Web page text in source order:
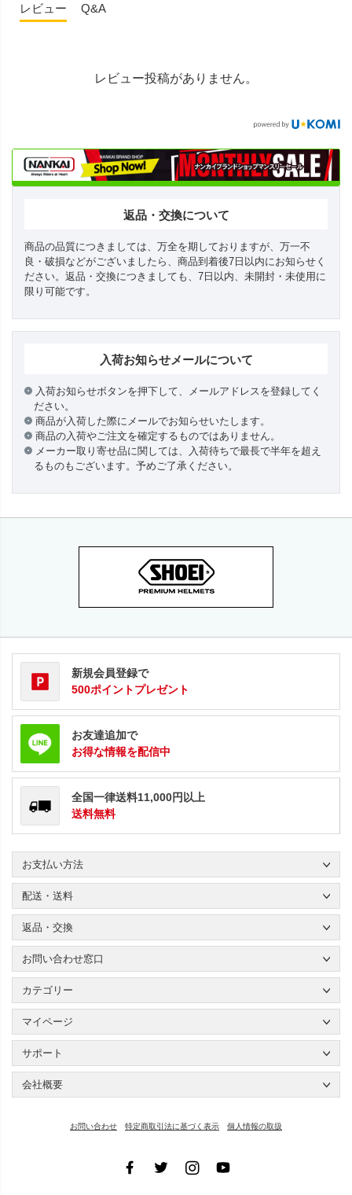
レビュー Q&A
レビュー投稿がありません。
返品・交換について
商品の品質につきましては、万全を期しておりますが、万一不
良・破損などがございましたら、商品到着後7日以内にお知らせく
ださい。返品・交換につきましても、7日以内、未開封・未使用に
限り可能です。
入荷お知らせメールについて
入荷お知らせボタンを押下して、メールアドレスを登録してく
ださい。
商品が入荷した際にメールでお知らせいたします。
商品の入荷やご注文を確定するものではありません。
メーカー取り寄せ品に関しては、入荷待ちで最長で半年を超え
るものもございます。予めご了承ください。
新規会員登録で
500ポイントプレゼント
お友達追加で
お得な情報を配信中
全国一律送料11,000円以上
送料無料
お支払い方法
配送・送料
返品・交換
お問い合わせ窓口
カテゴリー
マイページ
サポート
会社概要
お問い合わせ 特定商取引法に基づく表示 個人情報の取扱